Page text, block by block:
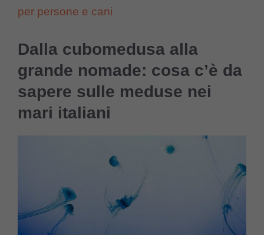
per persone e cani
Dalla cubomedusa alla
grande nomade: cosa c’è da
sapere sulle meduse nei
mari italiani